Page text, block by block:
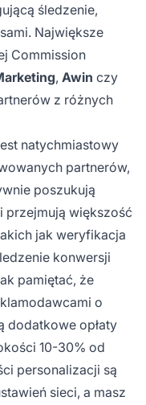
śledzenie,
Największe
Commission
, Awin czy
z różnych
natychmiastowy
partnerów,
poszukują
przejmują większość
jak weryfikacja
konwersji
pamiętać, że
o
dodatkowe opłaty
10-30% od
personalizacji są
sieci, a masz